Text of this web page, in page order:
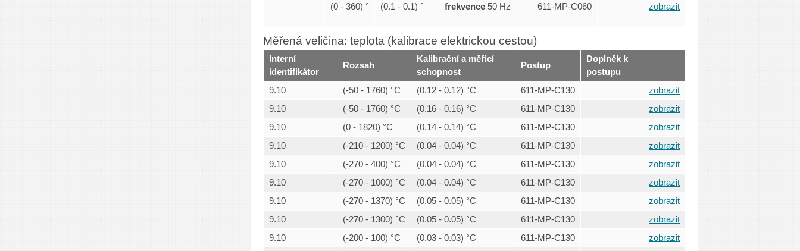
(0 - 360) ° (0.1 - 0.1) ° frekvence 50 Hz 611-MP-C060 zobrazit
Měřená veličina: teplota (kalibrace elektrickou cestou)
Interní
identifikátor
Rozsah
Kalibrační a měřicí
schopnost
Postup
Doplněk k
postupu
9.10
(-50 - 1760) °C (0.12 - 0.12) °C 611-MP-C130
zobrazit
9.10
(-50 - 1760) °C (0.16 - 0.16) °C 611-MP-C130
zobrazit
9.10
(0 - 1820) °C (0.14 - 0.14) °C 611-MP-C130
zobrazit
9.10
(-210 - 1200) °C (0.04 - 0.04) °C 611-MP-C130
zobrazit
9.10
(-270 - 400) °C (0.04 - 0.04) °C 611-MP-C130
zobrazit
9.10
(-270 - 1000) °C (0.04 - 0.04) °C 611-MP-C130
zobrazit
9.10
(-270 - 1370) °C (0.05 - 0.05) °C 611-MP-C130
zobrazit
9.10
(-270 - 1300) °C (0.05 - 0.05) °C 611-MP-C130
zobrazit
9.10
(-200 - 100) °C (0.03 - 0.03) °C 611-MP-C130 zobrazit